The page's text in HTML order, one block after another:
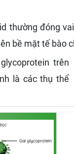
thường đóng
bề mặt tế bào
trên
là các thụ thể